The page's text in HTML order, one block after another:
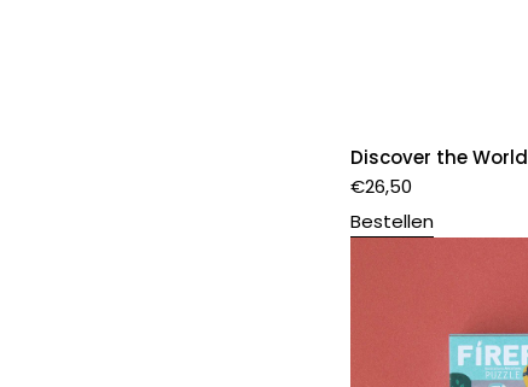
Discover the World
€26,50
Bestellen